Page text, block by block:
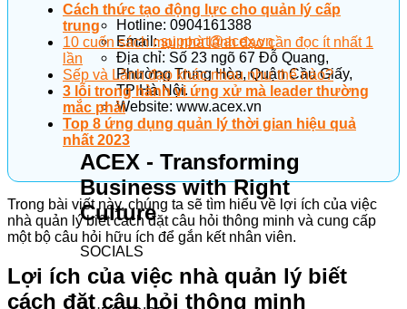
Hotline: 0904161388
Email:support@acex.vn
Địa chỉ: Số 23 ngõ 67 Đỗ Quang,
Phường Trung Hòa, Quận Cầu Giấy,
TP Hà Nội.
Website: www.acex.vn
ACEX - Transforming
Business with Right
Culture
SOCIALS
Cách thức tạo động lực cho quản lý cấp
trung
10 cuốn sách mọi nhà lãnh đạo cần đọc ít nhất 1
lần
Sếp và Lãnh đạo khác nhau như thế nào?
3 lỗi trong hành vi ứng xử mà leader thường
mắc phải
Top 8 ứng dụng quản lý thời gian hiệu quả
nhất 2023
Trong bài viết này, chúng ta sẽ tìm hiểu về lợi ích của việc
nhà quản lý biết cách đặt câu hỏi thông minh và cung cấp
một bộ câu hỏi hữu ích để gắn kết nhân viên.
Lợi ích của việc nhà quản lý biết
cách đặt câu hỏi thông minh